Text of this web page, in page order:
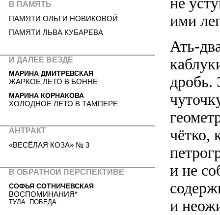
ими
Ать-
дробь.
чётко,
и не
и
В ПАМЯТЬ
ПАМЯТИ ОЛЬГИ НОВИКОВОЙ
ПАМЯТИ ЛЬВА КУБАРЕВА
И ДАЛЕЕ ВЕЗДЕ
МАРИНА ДМИТРЕВСКАЯ
ЖАРКОЕ ЛЕТО В БОННЕ
МАРИНА КОРНАКОВА
ХОЛОДНОЕ ЛЕТО В ТАМПЕРЕ
АНТРАКТ
«ВЕСЁЛАЯ КОЗА» № 3
В ОБРАТНОЙ ПЕРСПЕКТИВЕ
СОФЬЯ СОТНИЧЕВСКАЯ
ВОСПОМИНАНИЯ*
ТУЛА. ПОБЕДА